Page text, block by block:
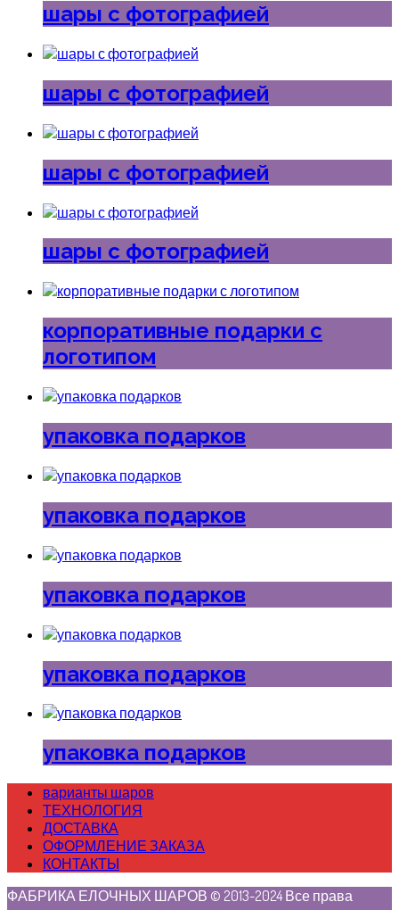
шары с фотографией
шары с фотографией
шары с фотографией
шары с фотографией
корпоративные подарки с
логотипом
упаковка подарков
упаковка подарков
упаковка подарков
упаковка подарков
упаковка подарков
варианты шаров
ТЕХНОЛОГИЯ
ДОСТАВКА
ОФОРМЛЕНИЕ ЗАКАЗА
КОНТАКТЫ
ФАБРИКА ЕЛОЧНЫХ ШАРОВ © 2013-2024 Все права